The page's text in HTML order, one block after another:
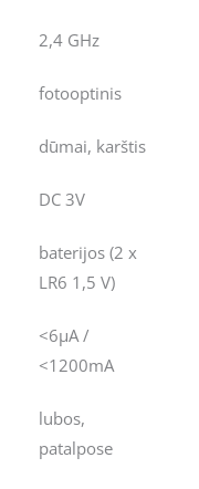
2,4 GHz
fotooptinis
dūmai, karštis
DC 3V
baterijos (2 x
LR6 1,5 V)
<6μA /
<1200mA
lubos,
patalpose